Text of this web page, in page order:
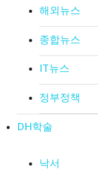
해외뉴스
종합뉴스
IT뉴스
정부정책
DH학술
낙서